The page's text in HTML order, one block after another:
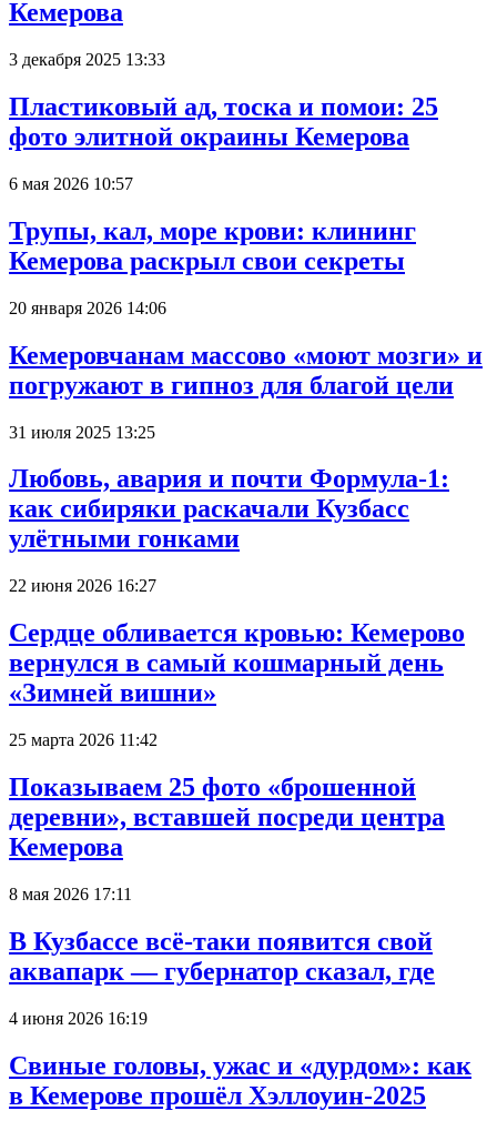
Кемерова
3 декабря 2025 13:33
Пластиковый ад, тоска и помои: 25
фото элитной окраины Кемерова
6 мая 2026 10:57
Трупы, кал, море крови: клининг
Кемерова раскрыл свои секреты
20 января 2026 14:06
Кемеровчанам массово «моют мозги» и
погружают в гипноз для благой цели
31 июля 2025 13:25
Любовь, авария и почти Формула-1:
как сибиряки раскачали Кузбасс
улётными гонками
22 июня 2026 16:27
Сердце обливается кровью: Кемерово
вернулся в самый кошмарный день
«Зимней вишни»
25 марта 2026 11:42
Показываем 25 фото «брошенной
деревни», вставшей посреди центра
Кемерова
8 мая 2026 17:11
В Кузбассе всё-таки появится свой
аквапарк — губернатор сказал, где
4 июня 2026 16:19
Свиные головы, ужас и «дурдом»: как
в Кемерове прошёл Хэллоуин-2025